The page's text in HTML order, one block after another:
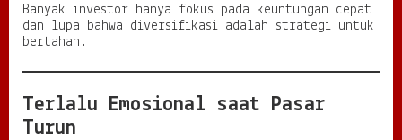
Banyak investor hanya fokus pada keuntungan cepat
dan lupa bahwa diversifikasi adalah strategi untuk
bertahan.
Terlalu Emosional saat Pasar
Turun